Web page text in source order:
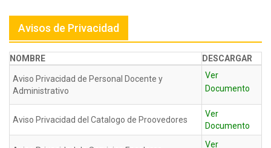
Avisos de Privacidad
NOMBRE DESCARGAR
Aviso Privacidad de Personal Docente y
Administrativo
Ver
Documento
Aviso Privacidad del Catalogo de Proovedores
Ver
Documento
Ver